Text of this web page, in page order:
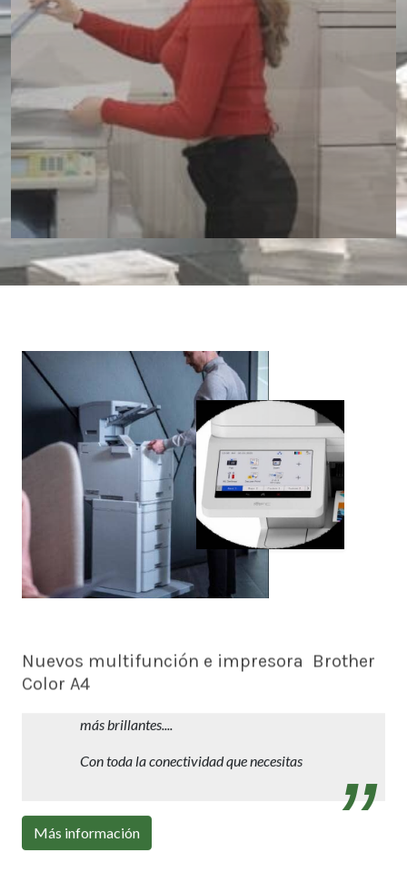
Nuevos multifunción e impresora Brother
Color A4
Trabajos profesionales en A4 con reducida
más brillantes....
Con toda la conectividad que necesitas